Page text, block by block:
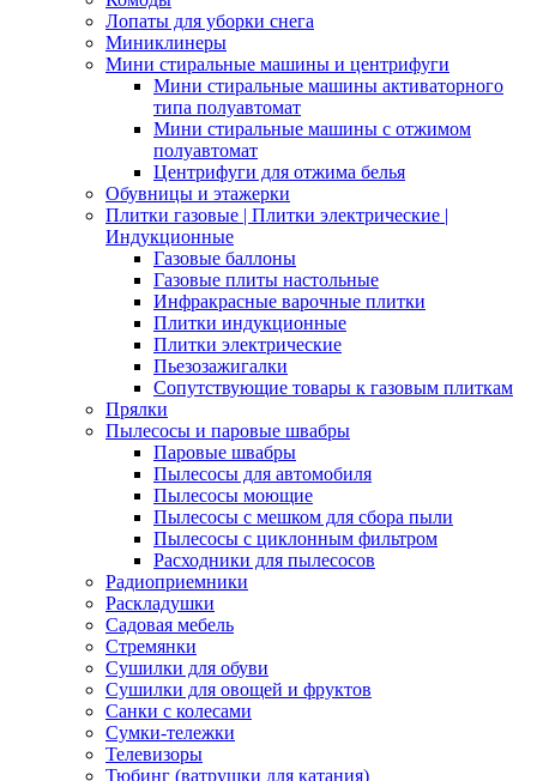
Лопаты для уборки снега
Миниклинеры
Мини стиральные машины и центрифуги
Мини стиральные машины активаторного
типа полуавтомат
Мини стиральные машины с отжимом
полуавтомат
Центрифуги для отжима белья
Обувницы и этажерки
Плитки газовые | Плитки электрические |
Индукционные
Газовые баллоны
Газовые плиты настольные
Инфракрасные варочные плитки
Плитки индукционные
Плитки электрические
Пьезозажигалки
Сопутствующие товары к газовым плиткам
Прялки
Пылесосы и паровые швабры
Паровые швабры
Пылесосы для автомобиля
Пылесосы моющие
Пылесосы с мешком для сбора пыли
Пылесосы с циклонным фильтром
Расходники для пылесосов
Радиоприемники
Раскладушки
Садовая мебель
Стремянки
Сушилки для обуви
Сушилки для овощей и фруктов
Санки с колесами
Сумки-тележки
Телевизоры
Тюбинг (ватрушки для катания)